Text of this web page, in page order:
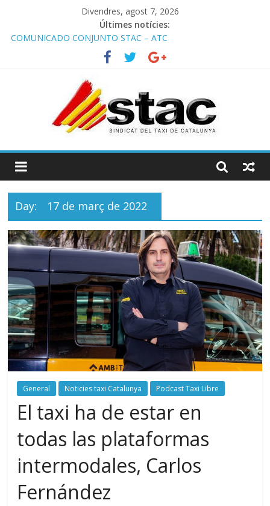
Divendres, agost 7, 2026
Últimes notícies:
COMUNICADO CONJUNTO STAC – ATC
Comunicado STAC/ ATC de la reunión con los Mossos d
‘Esquadra del aeropuerto de Barcelona.
Programa de Radio TAXI LIBRE 29.07.2026 en COOLTURA FM.
STAC/ATC SOLICITAN TAULA TÈCNICA PARA MEJORAR LA
OPERATIVA DE ENTRADA EN EL PUERTO DE BARCELONA.
Programa de Radio TAXI LIBRE 22.07.2026 en COOLTURA FM.
Day: 17 de març de 2022
General Noticies taxi Catalunya Podcast Taxi Libre
El taxi ha de estar en
todas las plataformas
intermodales, Carlos
Fernández